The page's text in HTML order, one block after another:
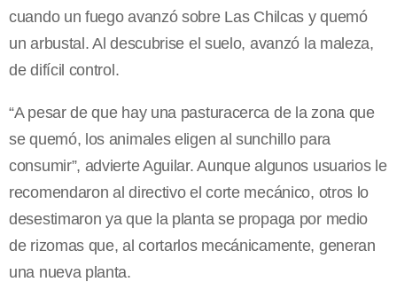
cuando un fuego avanzó sobre Las Chilcas y quemó
un arbustal. Al descubrise el suelo, avanzó la maleza,
de difícil control.
“A pesar de que hay una pasturacerca de la zona que
se quemó, los animales eligen al sunchillo para
consumir”, advierte Aguilar. Aunque algunos usuarios le
recomendaron al directivo el corte mecánico, otros lo
desestimaron ya que la planta se propaga por medio
de rizomas que, al cortarlos mecánicamente, generan
una nueva planta.